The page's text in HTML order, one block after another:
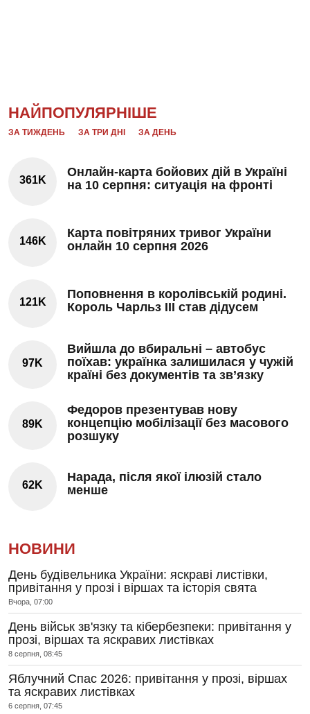
НАЙПОПУЛЯРНІШЕ
ЗА ТИЖДЕНЬ ЗА ТРИ ДНІ ЗА ДЕНЬ
361K
Онлайн-карта бойових дій в Україні
на 10 серпня: ситуація на фронті
146K
Карта повітряних тривог України
онлайн 10 серпня 2026
121K
Поповнення в королівській родині.
Король Чарльз III став дідусем
97K
Вийшла до вбиральні – автобус
поїхав: українка залишилася у чужій
країні без документів та зв’язку
89K
Федоров презентував нову
концепцію мобілізації без масового
розшуку
62K
Нарада, після якої ілюзій стало
менше
НОВИНИ
День будівельника України: яскраві листівки,
привітання у прозі і віршах та історія свята
Вчора, 07:00
День військ зв'язку та кібербезпеки: привітання у
прозі, віршах та яскравих листівках
8 серпня, 08:45
Яблучний Спас 2026: привітання у прозі, віршах
та яскравих листівках
6 серпня, 07:45